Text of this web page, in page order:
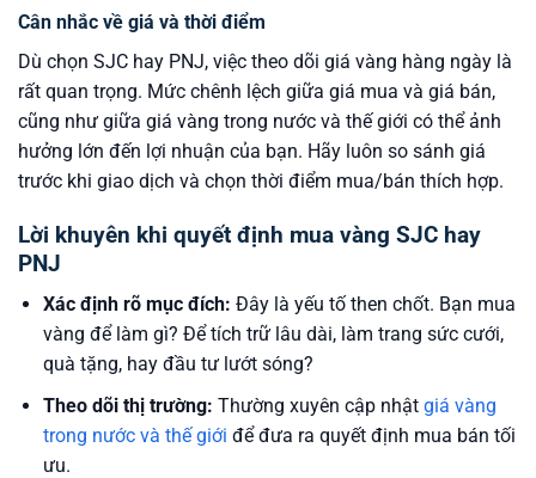
Cân nhắc về giá và thời điểm
Dù chọn SJC hay PNJ, việc theo dõi giá vàng hàng ngày là
rất quan trọng. Mức chênh lệch giữa giá mua và giá bán,
cũng như giữa giá vàng trong nước và thế giới có thể ảnh
hưởng lớn đến lợi nhuận của bạn. Hãy luôn so sánh giá
trước khi giao dịch và chọn thời điểm mua/bán thích hợp.
Lời khuyên khi quyết định mua vàng SJC hay
PNJ
Xác định rõ mục đích: Đây là yếu tố then chốt. Bạn mua
vàng để làm gì? Để tích trữ lâu dài, làm trang sức cưới,
quà tặng, hay đầu tư lướt sóng?
Theo dõi thị trường: Thường xuyên cập nhật giá vàng
trong nước và thế giới để đưa ra quyết định mua bán tối
ưu.